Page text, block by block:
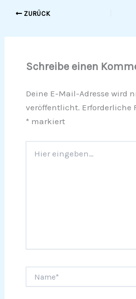
ZURÜCK
Schreibe einen
Deine E-Mail-Adresse wird
veröffentlicht. Erforderliche
* markiert
eingeben…